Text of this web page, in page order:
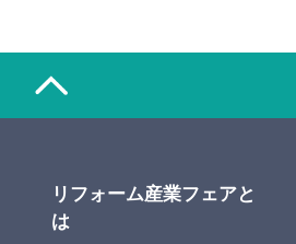
リフォーム産業フェアと
は